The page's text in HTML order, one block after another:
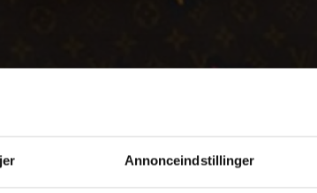
Annonceindstillinger